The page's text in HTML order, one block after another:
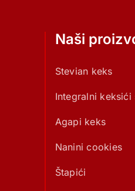
Naši
Stevian keks
Integralni
Agapi keks
Nanini cookies
Štapići